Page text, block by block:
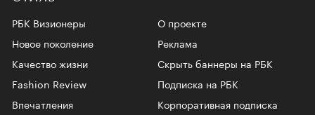
РБК Визионеры
Новое поколение
Качество жизни
Fashion Review
Впечатления
О проекте
Реклама
Скрыть баннеры на РБК
Подписка на РБК
Корпоративная подписка